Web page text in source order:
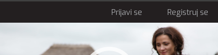
Prijavi se Registruj se